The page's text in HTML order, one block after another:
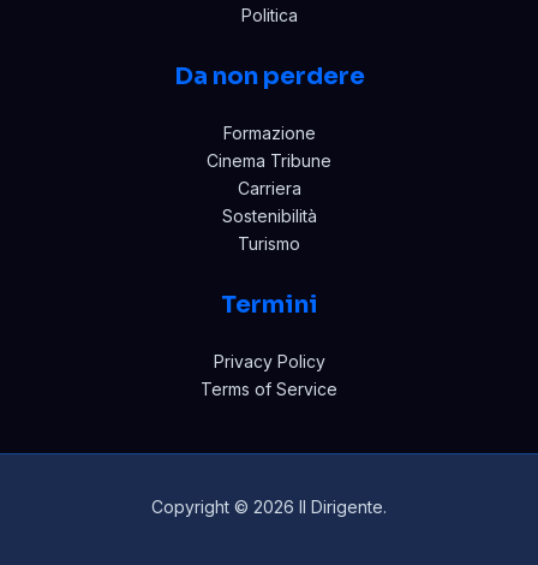
Politica
Da non perdere
Formazione
Cinema Tribune
Carriera
Sostenibilità
Turismo
Termini
Privacy Policy
Terms of Service
Copyright © 2026 Il Dirigente.